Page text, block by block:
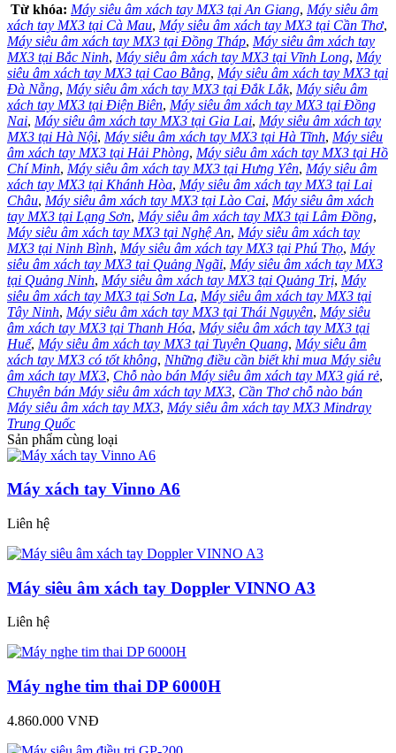
Từ khóa: Máy siêu âm xách tay MX3 tại An Giang, Máy siêu âm
xách tay MX3 tại Cà Mau, Máy siêu âm xách tay MX3 tại Cần Thơ,
Máy siêu âm xách tay MX3 tại Đồng Tháp, Máy siêu âm xách tay
MX3 tại Bắc Ninh, Máy siêu âm xách tay MX3 tại Vĩnh Long, Máy
siêu âm xách tay MX3 tại Cao Bằng, Máy siêu âm xách tay MX3 tại
Đà Nẵng, Máy siêu âm xách tay MX3 tại Đắk Lắk, Máy siêu âm
xách tay MX3 tại Điện Biên, Máy siêu âm xách tay MX3 tại Đồng
Nai, Máy siêu âm xách tay MX3 tại Gia Lai, Máy siêu âm xách tay
MX3 tại Hà Nội, Máy siêu âm xách tay MX3 tại Hà Tĩnh, Máy siêu
âm xách tay MX3 tại Hải Phòng, Máy siêu âm xách tay MX3 tại Hồ
Chí Minh, Máy siêu âm xách tay MX3 tại Hưng Yên, Máy siêu âm
xách tay MX3 tại Khánh Hòa, Máy siêu âm xách tay MX3 tại Lai
Châu, Máy siêu âm xách tay MX3 tại Lào Cai, Máy siêu âm xách
tay MX3 tại Lạng Sơn, Máy siêu âm xách tay MX3 tại Lâm Đồng,
Máy siêu âm xách tay MX3 tại Nghệ An, Máy siêu âm xách tay
MX3 tại Ninh Bình, Máy siêu âm xách tay MX3 tại Phú Thọ, Máy
siêu âm xách tay MX3 tại Quảng Ngãi, Máy siêu âm xách tay MX3
tại Quảng Ninh, Máy siêu âm xách tay MX3 tại Quảng Trị, Máy
siêu âm xách tay MX3 tại Sơn La, Máy siêu âm xách tay MX3 tại
Tây Ninh, Máy siêu âm xách tay MX3 tại Thái Nguyên, Máy siêu
âm xách tay MX3 tại Thanh Hóa, Máy siêu âm xách tay MX3 tại
Huế, Máy siêu âm xách tay MX3 tại Tuyên Quang, Máy siêu âm
xách tay MX3 có tốt không, Những điều cần biết khi mua Máy siêu
âm xách tay MX3, Chỗ nào bán Máy siêu âm xách tay MX3 giá rẻ,
Chuyên bán Máy siêu âm xách tay MX3, Cần Thơ chỗ nào bán
Máy siêu âm xách tay MX3, Máy siêu âm xách tay MX3 Mindray
Trung Quốc
Sản phẩm cùng loại
Máy xách tay Vinno A6
Liên hệ
Máy siêu âm xách tay Doppler VINNO A3
Liên hệ
Máy nghe tim thai DP 6000H
4.860.000 VNĐ